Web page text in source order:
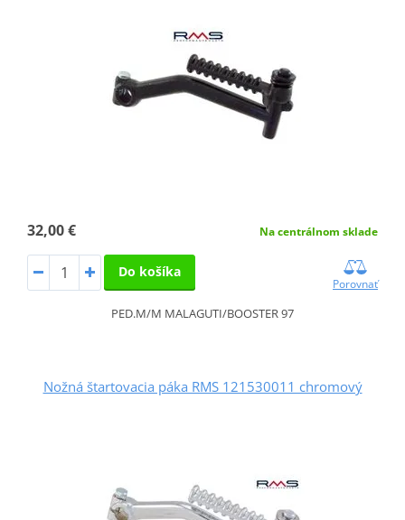
32,00 € Na centrálnom sklade
Do košíka
Porovnať
PED.M/M MALAGUTI/BOOSTER 97
Nožná štartovacia páka RMS 121530011 chromový